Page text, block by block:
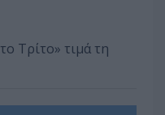
Τρίτο» τιμά τη